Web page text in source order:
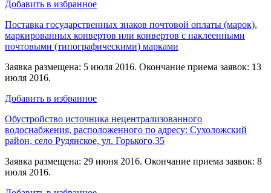
Добавить в избранное
Поставка государственных знаков почтовой оплаты (марок),
маркированных конвертов или конвертов с наклеенными
почтовыми (типографическими) марками
Заявка размещена: 5 июля 2016. Окончание приема заявок: 13
июля 2016.
Добавить в избранное
Обустройство источника нецентрализованного
водоснабжения, расположенного по адресу: Сухоложский
район, село Рудянское, ул. Горького,35
Заявка размещена: 29 июня 2016. Окончание приема заявок: 8
июля 2016.